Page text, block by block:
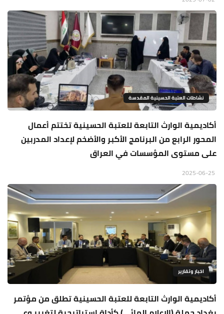
نشاطات العتبة الحسينية المقدسة
أكاديمية الوارث التابعة للعتبة الحسينية تختتم أعمال
المحور الرابع من البرنامج الأكبر والأضخم لإعداد المدربين
على مستوى المؤسسات في العراق
اخبار وتقارير
أكاديمية الوارث التابعة للعتبة الحسينية تطلق من مؤتمر